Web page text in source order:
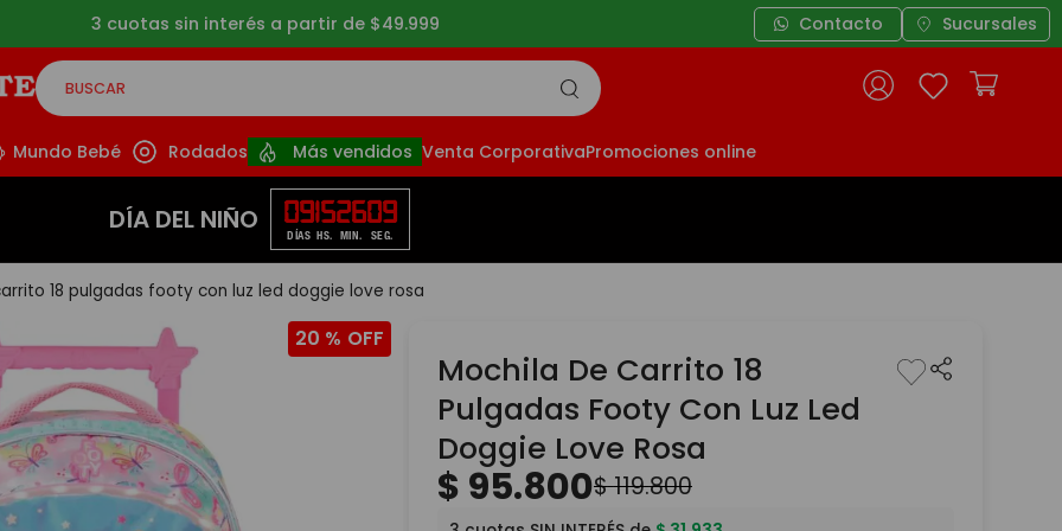
3 cuotas sin interés a partir de $49.999 Envíos gratis
Contacto Sucursales
BUSCAR
Mundo Bebé Rodados Más vendidos Venta CorporativaPromociones online
DÍA DEL NIÑO 09
DÍAS
15
HS.
26
MIN.
07
SEG.
18 pulgadas footy con luz led doggie love rosa
20 %
Mochila De Carrito 18
Pulgadas Footy Con Luz Led
Doggie Love Rosa
$ 95.800$119.800